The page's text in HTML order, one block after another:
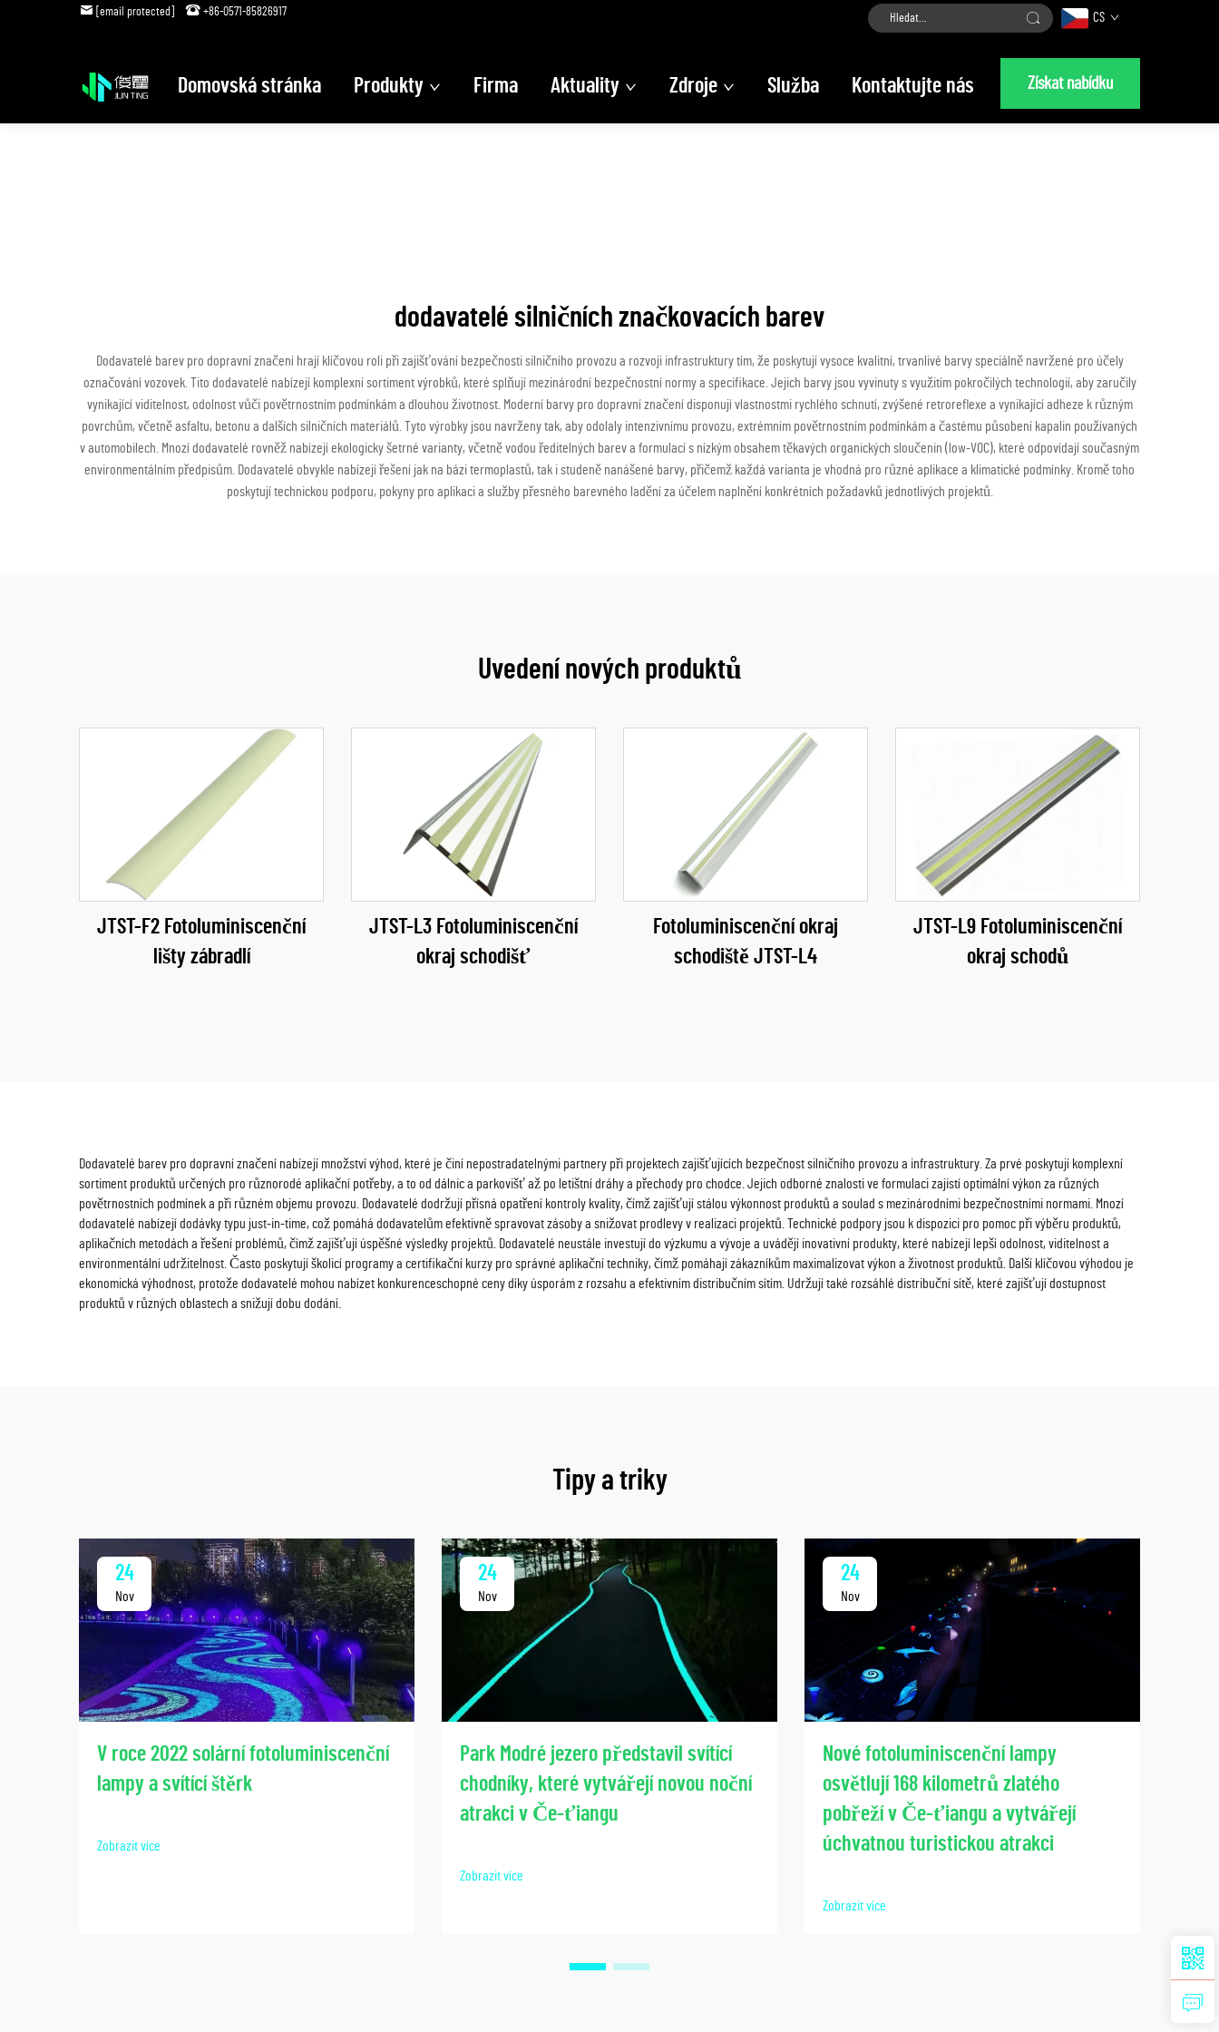
[email protected] +86-0571-85826917 CS
Domovská stránka Produkty Firma Aktuality Zdroje Služba Kontaktujte nás Získat nabídku
dodavatelé silničních značkovacích barev
Dodavatelé barev pro dopravní značení hrají klíčovou roli při zajišťování bezpečnosti silničního provozu a rozvoji infrastruktury tím, že poskytují vysoce kvalitní, trvanlivé barvy speciálně navržené pro účely
označování vozovek. Tito dodavatelé nabízejí komplexní sortiment výrobků, které splňují mezinárodní bezpečnostní normy a specifikace. Jejich barvy jsou vyvinuty s využitím pokročilých technologií, aby zaručily
vynikající viditelnost, odolnost vůči povětrnostním podmínkám a dlouhou životnost. Moderní barvy pro dopravní značení disponují vlastnostmi rychlého schnutí, zvýšené retroreflexe a vynikající adheze k různým
povrchům, včetně asfaltu, betonu a dalších silničních materiálů. Tyto výrobky jsou navrženy tak, aby odolaly intenzivnímu provozu, extrémním povětrnostním podmínkám a častému působení kapalin používaných
v automobilech. Mnozí dodavatelé rovněž nabízejí ekologicky šetrné varianty, včetně vodou ředitelných barev a formulací s nízkým obsahem těkavých organických sloučenin (low-VOC), které odpovídají současným
environmentálním předpisům. Dodavatelé obvykle nabízejí řešení jak na bázi termoplastů, tak i studeně nanášené barvy, přičemž každá varianta je vhodná pro různé aplikace a klimatické podmínky. Kromě toho
poskytují technickou podporu, pokyny pro aplikaci a služby přesného barevného ladění za účelem naplnění konkrétních požadavků jednotlivých projektů.
Uvedení nových produktů
JTST-F2 Fotoluminiscenční
lišty zábradlí
JTST-L3 Fotoluminiscenční
okraj schodišť
Fotoluminiscenční okraj
schodiště JTST-L4
JTST-L9 Fotoluminiscenční
okraj schodů
Dodavatelé barev pro dopravní značení nabízejí množství výhod, které je činí nepostradatelnými partnery při projektech zajišťujících bezpečnost silničního provozu a infrastruktury. Za prvé poskytují komplexní
sortiment produktů určených pro různorodé aplikační potřeby, a to od dálnic a parkovišť až po letištní dráhy a přechody pro chodce. Jejich odborné znalosti ve formulaci zajistí optimální výkon za různých
povětrnostních podmínek a při různém objemu provozu. Dodavatelé dodržují přísná opatření kontroly kvality, čímž zajišťují stálou výkonnost produktů a soulad s mezinárodními bezpečnostními normami. Mnozí
dodavatelé nabízejí dodávky typu just-in-time, což pomáhá dodavatelům efektivně spravovat zásoby a snižovat prodlevy v realizaci projektů. Technické podpory jsou k dispozici pro pomoc při výběru produktů,
aplikačních metodách a řešení problémů, čímž zajišťují úspěšné výsledky projektů. Dodavatelé neustále investují do výzkumu a vývoje a uvádějí inovativní produkty, které nabízejí lepší odolnost, viditelnost a
environmentální udržitelnost. Často poskytují školicí programy a certifikační kurzy pro správné aplikační techniky, čímž pomáhají zákazníkům maximalizovat výkon a životnost produktů. Další klíčovou výhodou je
ekonomická výhodnost, protože dodavatelé mohou nabízet konkurenceschopné ceny díky úsporám z rozsahu a efektivním distribučním sítím. Udržují také rozsáhlé distribuční sítě, které zajišťují dostupnost
produktů v různých oblastech a snižují dobu dodání.
Tipy a triky
24
Nov
V roce 2022 solární fotoluminiscenční
lampy a svítící štěrk
Zobrazit více
24
Nov
Park Modré jezero představil svítící
chodníky, které vytvářejí novou noční
atrakci v Če-ťiangu
Zobrazit více
24
Nov
Nové fotoluminiscenční lampy
osvětlují 168 kilometrů zlatého
pobřeží v Če-ťiangu a vytvářejí
úchvatnou turistickou atrakci
Zobrazit více